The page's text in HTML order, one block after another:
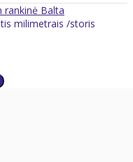
rankinė Balta
milimetrais /storis